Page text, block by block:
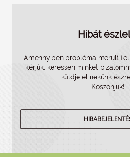
Hibát
Amennyiben probléma merült fel
kérjük, keressen minket
küldje el nekünk
Köszönjük!